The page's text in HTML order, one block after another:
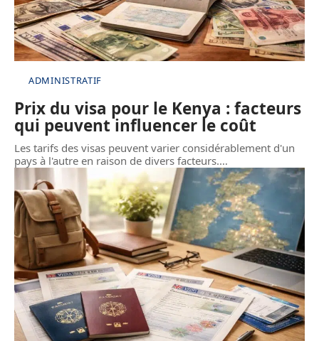
ADMINISTRATIF
Prix du visa pour le Kenya : facteurs
qui peuvent influencer le coût
Les tarifs des visas peuvent varier considérablement d'un
pays à l'autre en raison de divers facteurs.…